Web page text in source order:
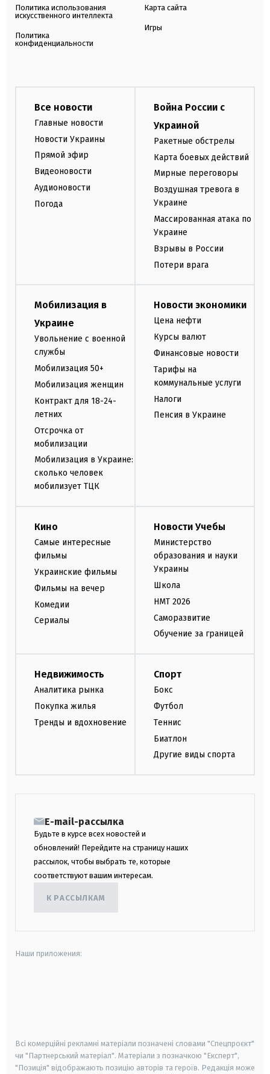
Политика использования
искусственного интеллекта
Политика
конфиденциальности
Карта сайта
Игры
Все новости
Главные новости
Новости Украины
Прямой эфир
Видеоновости
Аудионовости
Погода
Война России с
Украиной
Ракетные обстрелы
Карта боевых действий
Мирные переговоры
Воздушная тревога в
Украине
Массированная атака по
Украине
Взрывы в России
Потери врага
Мобилизация в
Украине
Увольнение с военной
службы
Мобилизация 50+
Мобилизация женщин
Контракт для 18-24-
летних
Отсрочка от
мобилизации
Мобилизация в Украине:
сколько человек
мобилизует ТЦК
Новости экономики
Цена нефти
Курсы валют
Финансовые новости
Тарифы на
коммунальные услуги
Налоги
Пенсия в Украине
Кино
Самые интересные
фильмы
Украинские фильмы
Фильмы на вечер
Комедии
Сериалы
Новости Учебы
Министерство
образования и науки
Украины
Школа
НМТ 2026
Саморазвитие
Обучение за границей
Недвижимость
Аналитика рынка
Покупка жилья
Тренды и вдохновение
Спорт
Бокс
Футбол
Теннис
Биатлон
Другие виды спорта
E-mail-рассылка
Будьте в курсе всех новостей и
обновлений! Перейдите на страницу наших
рассылок, чтобы выбрать те, которые
соответствуют вашим интересам.
К РАССЫЛКАМ
Наши приложения:
Всі комерційні рекламні матеріали позначені словами "Спецпроєкт"
чи "Партнерський матеріал". Матеріали з позначкою "Експерт",
"Позиція" відображають позицію авторів та героїв. Редакція може